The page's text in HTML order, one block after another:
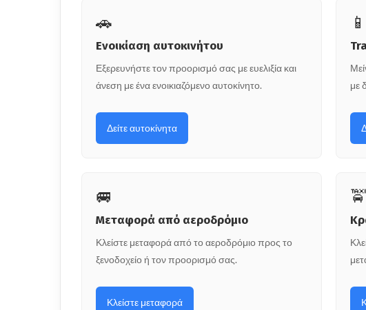
🚗
Ενοικίαση αυτοκινήτου
Εξερευνήστε τον προορισμό σας με ευελιξία και
άνεση με ένα ενοικιαζόμενο αυτοκίνητο.
Δείτε αυτοκίνητα
📱
με
🚐
Μεταφορά από αεροδρόμιο
Κλείστε μεταφορά από το αεροδρόμιο προς το
ξενοδοχείο ή τον προορισμό σας.
Κλείστε μεταφορά
🚖